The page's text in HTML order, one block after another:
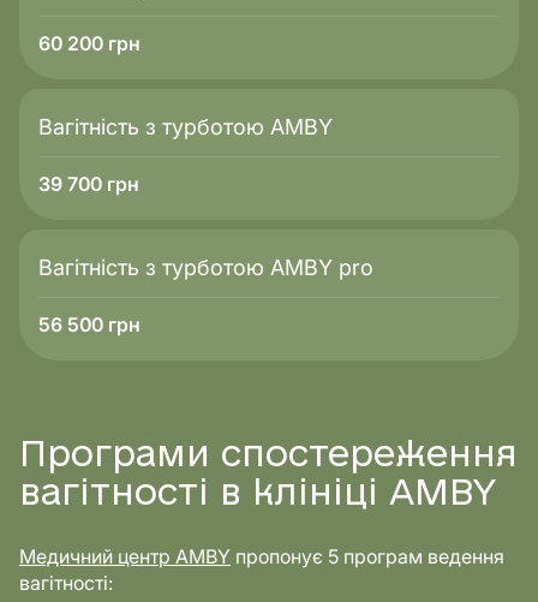
60 200 грн
Вагітність з турботою AMBY
39 700 грн
Вагітність з турботою AMBY pro
56 500 грн
Програми спостереження
вагітності в клініці AMBY
Медичний центр AMBY пропонує 5 програм ведення
вагітності: